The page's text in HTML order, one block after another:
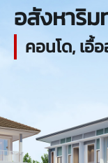
อสังหาริ
คอนโด, เอื้